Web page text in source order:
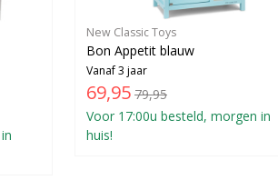
New Classic Toys
Bon Appetit blauw
Vanaf 3 jaar
69,95 79,95
Voor 17:00u besteld, morgen in
huis!